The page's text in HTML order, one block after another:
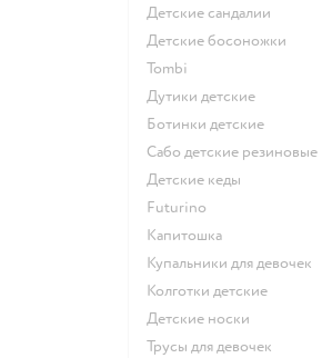
Детские сандалии
Детские босоножки
Tombi
Дутики детские
Ботинки детские
Сабо детские резиновые
Детские кеды
Futurino
Капитошка
Купальники для девочек
Колготки детские
Детские носки
Трусы для девочек